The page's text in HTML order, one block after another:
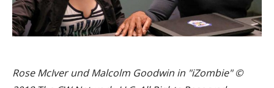
Rose McIver und Malcolm Goodwin in "iZombie" ©